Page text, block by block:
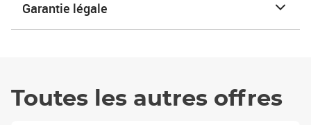
Garantie légale
Toutes les autres offres